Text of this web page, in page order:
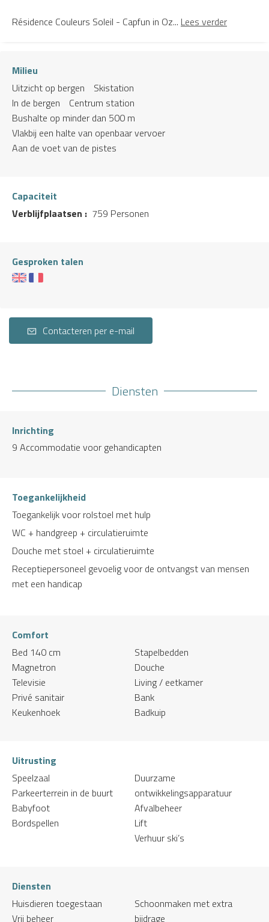
Résidence Couleurs Soleil - Capfun in Oz... Lees verder
Milieu
Uitzicht op bergen
Skistation
In de bergen
Centrum station
Bushalte op minder dan 500 m
Vlakbij een halte van openbaar vervoer
Aan de voet van de pistes
Capaciteit
Verblijfplaatsen : 759 Personen
Gesproken talen
Contacteren per e-mail
Diensten
Inrichting
9 Accommodatie voor gehandicapten
Toegankelijkheid
Toegankelijk voor rolstoel met hulp
WC + handgreep + circulatieruimte
Douche met stoel + circulatieruimte
Receptiepersoneel gevoelig voor de ontvangst van mensen
met een handicap
Comfort
Bed 140 cm
Magnetron
Televisie
Privé sanitair
Keukenhoek
Stapelbedden
Douche
Living / eetkamer
Bank
Badkuip
Uitrusting
Speelzaal
Parkeerterrein in de buurt
Babyfoot
Bordspellen
Duurzame
ontwikkelingsapparatuur
Afvalbeheer
Lift
Verhuur ski’s
Diensten
Huisdieren toegestaan
Vrij beheer
Schoonmaken met extra
bijdrage